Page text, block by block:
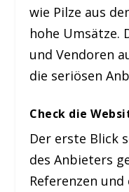
wie Pilze aus
hohe Umsätze.
und Vendoren
die seriösen
Check die
Der erste Blick
des Anbieters
Referenzen